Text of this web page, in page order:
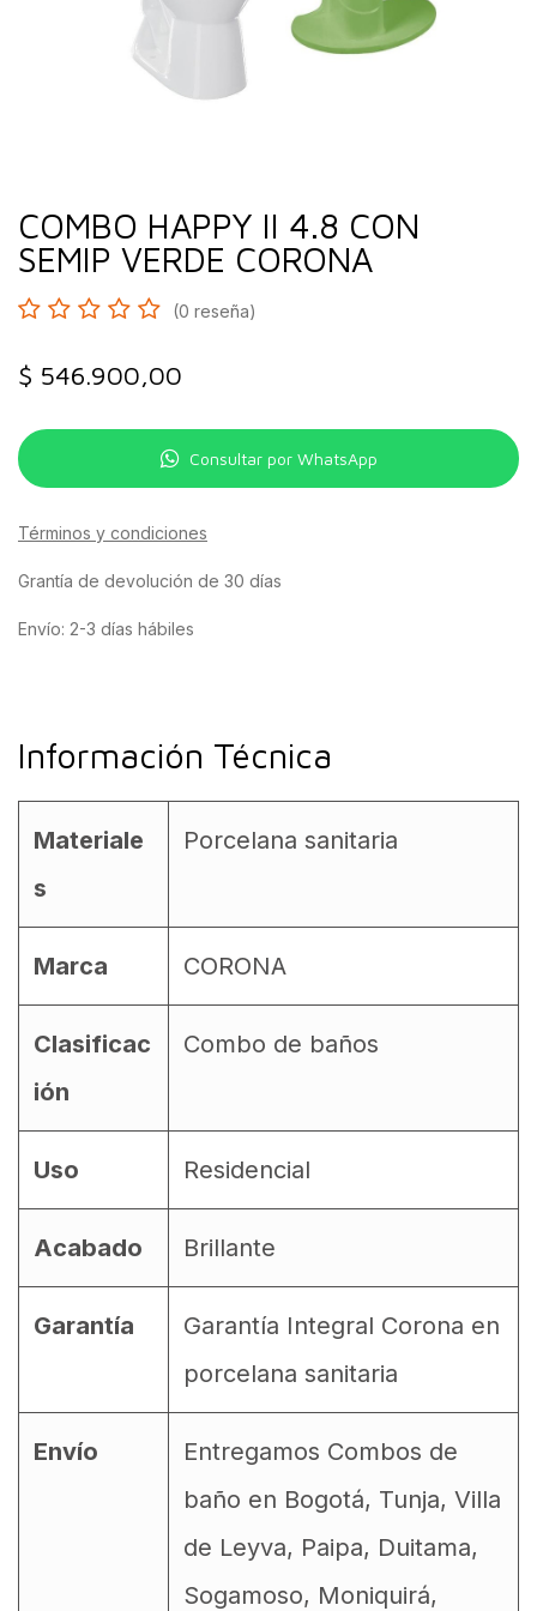
COMBO HAPPY II 4.8 CON
SEMIP VERDE CORONA
(0 reseña)
$ 546.900,00
Consultar por WhatsApp
Términos y condiciones
Grantía de devolución de 30 días
Envío: 2-3 días hábiles
Información Técnica
Materiale
s
Porcelana sanitaria
Marca CORONA
Clasificac
ión
Combo de baños
Uso Residencial
Acabado Brillante
Garantía
Garantía Integral Corona en
porcelana sanitaria
Envío
Entregamos Combos de
baño en Bogotá, Tunja, Villa
de Leyva, Paipa, Duitama,
Sogamoso, Moniquirá,